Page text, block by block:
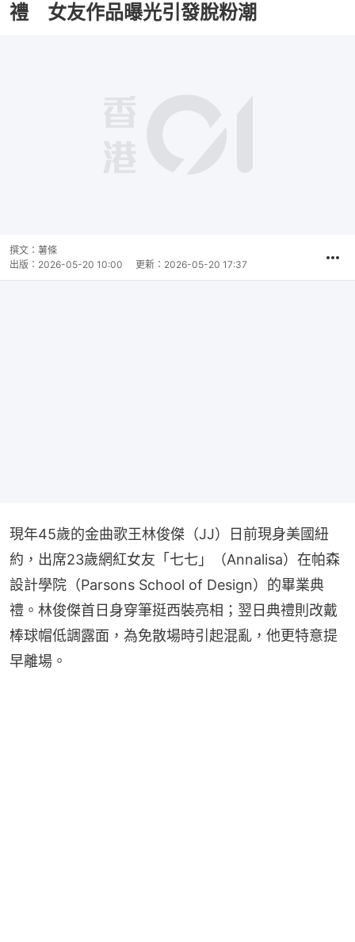
禮 女友作品曝光引發脫粉潮
撰文： 薯條
出版： 2026-05-20 10:00 更新： 2026-05-20 17:37
現年45歲的金曲歌王林俊傑（JJ）日前現身美國紐
約，出席23歲網紅女友「七七」（Annalisa）在帕森
設計學院（Parsons School of Design）的畢業典
禮。林俊傑首日身穿筆挺西裝亮相；翌日典禮則改戴
棒球帽低調露面，為免散場時引起混亂，他更特意提
早離場。